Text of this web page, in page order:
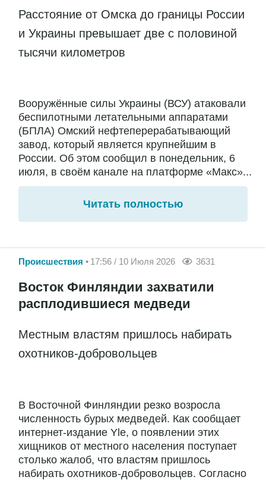
Расстояние от Омска до границы России
и Украины превышает две с половиной
тысячи километров
Вооружённые силы Украины (ВСУ) атаковали
беспилотными летательными аппаратами
(БПЛА) Омский нефтеперерабатывающий
завод, который является крупнейшим в
России. Об этом сообщил в понедельник, 6
июля, в своём канале на платформе «Макс»...
Читать полностью
Происшествия 17:56 / 10 Июля 2026 3631
Восток Финляндии захватили
расплодившиеся медведи
Местным властям пришлось набирать
охотников-добровольцев
В Восточной Финляндии резко возросла
численность бурых медведей. Как сообщает
интернет-издание Yle, о появлении этих
хищников от местного населения поступает
столько жалоб, что властям пришлось
набирать охотников-добровольцев. Согласно